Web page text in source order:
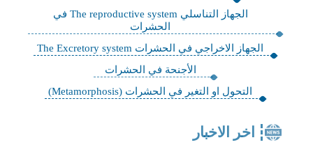
الجهاز التناسلي The reproductive system في
الحشرات
الجهاز الاخراجي في الحشرات The Excretory system
الأجنحة في الحشرات
التحول او التغير في الحشرات (Metamorphosis)
اخر الاخبار